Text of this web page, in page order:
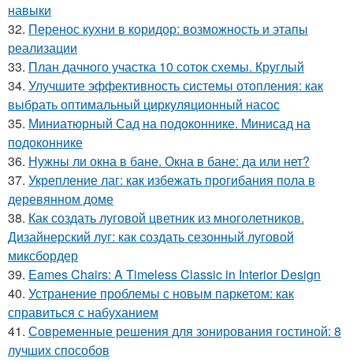
навыки
32. Перенос кухни в коридор: возможность и этапы
реализации
33. План дачного участка 10 соток схемы. Круглый
34. Улучшите эффективность системы отопления: как
выбрать оптимальный циркуляционный насос
35. Миниатюрный Сад на подоконнике. Минисад на
подоконнике
36. Нужны ли окна в бане. Окна в бане: да или нет?
37. Укрепление лаг: как избежать прогибания пола в
деревянном доме
38. Как создать луговой цветник из многолетников.
Дизайнерский луг: как создать сезонный луговой
миксбордер
39. Eames Chairs: A Timeless Classic in Interior Design
40. Устранение проблемы с новым паркетом: как
справиться с набуханием
41. Современные решения для зонирования гостиной: 8
лучших способов